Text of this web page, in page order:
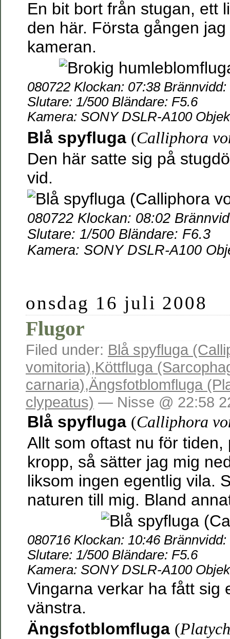
En bit bort från stugan, ett
den här. Första gången
kameran.
080722 Klockan: 07:38
Slutare: 1/500 Bländare: F5.6
Kamera: SONY DSLR-A100
Blå spyfluga (Calliphora
Den här satte sig på
vid.
080722 Klockan: 08:02
Slutare: 1/500 Bländare: F6.3
Kamera: SONY DSLR-A100
onsdag 16 juli 2008
Flugor
Filed under: Blå spyfluga
vomitoria),Köttfluga
carnaria),Ängsfotblomfluga
clypeatus) — Nisse @ 22:58
Blå spyfluga (Calliphora
Allt som oftast nu för
kropp, så sätter jag mig
liksom ingen egentlig vila.
naturen till mig. Bland
080716 Klockan: 10:46
Slutare: 1/500 Bländare: F5.6
Kamera: SONY DSLR-A100
Vingarna verkar ha fått sig
vänstra.
Ängsfotblomfluga (